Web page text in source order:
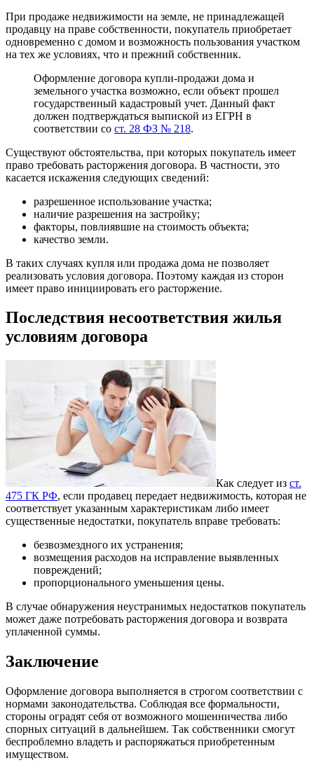
При продаже недвижимости на земле, не принадлежащей
продавцу на праве собственности, покупатель приобретает
одновременно с домом и возможность пользования участком
на тех же условиях, что и прежний собственник.
Оформление договора купли-продажи дома и
земельного участка возможно, если объект прошел
государственный кадастровый учет. Данный факт
должен подтверждаться выпиской из ЕГРН в
соответствии со ст. 28 ФЗ № 218.
Существуют обстоятельства, при которых покупатель имеет
право требовать расторжения договора. В частности, это
касается искажения следующих сведений:
разрешенное использование участка;
наличие разрешения на застройку;
факторы, повлиявшие на стоимость объекта;
качество земли.
В таких случаях купля или продажа дома не позволяет
реализовать условия договора. Поэтому каждая из сторон
имеет право инициировать его расторжение.
Последствия несоответствия жилья
условиям договора
Как следует из ст.
475 ГК РФ, если продавец передает недвижимость, которая не
соответствует указанным характеристикам либо имеет
существенные недостатки, покупатель вправе требовать:
безвозмездного их устранения;
возмещения расходов на исправление выявленных
повреждений;
пропорционального уменьшения цены.
В случае обнаружения неустранимых недостатков покупатель
может даже потребовать расторжения договора и возврата
уплаченной суммы.
Заключение
Оформление договора выполняется в строгом соответствии с
нормами законодательства. Соблюдая все формальности,
стороны оградят себя от возможного мошенничества либо
спорных ситуаций в дальнейшем. Так собственники смогут
беспроблемно владеть и распоряжаться приобретенным
имуществом.